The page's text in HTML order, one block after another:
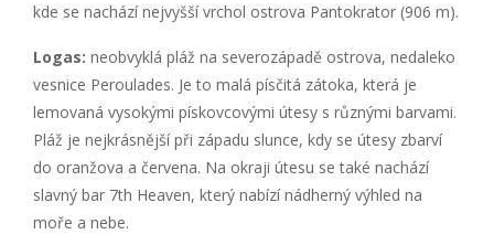
kde se nachází nejvyšší vrchol ostrova Pantokrator (906 m).
Logas: neobvyklá pláž na severozápadě ostrova, nedaleko
vesnice Peroulades. Je to malá písčitá zátoka, která je
lemovaná vysokými pískovcovými útesy s různými barvami.
Pláž je nejkrásnější při západu slunce, kdy se útesy zbarví
do oranžova a červena. Na okraji útesu se také nachází
slavný bar 7th Heaven, který nabízí nádherný výhled na
moře a nebe.